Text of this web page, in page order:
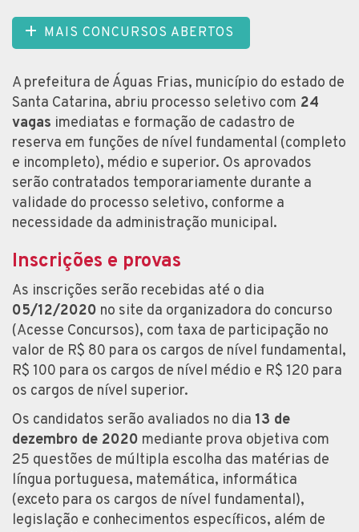
MAIS CONCURSOS ABERTOS
A prefeitura de Águas Frias, município do estado de
Santa Catarina, abriu processo seletivo com 24
vagas imediatas e formação de cadastro de
reserva em funções de nível fundamental (completo
e incompleto), médio e superior. Os aprovados
serão contratados temporariamente durante a
validade do processo seletivo, conforme a
necessidade da administração municipal.
Inscrições e provas
As inscrições serão recebidas até o dia
05/12/2020 no site da organizadora do concurso
(Acesse Concursos), com taxa de participação no
valor de R$ 80 para os cargos de nível fundamental,
R$ 100 para os cargos de nível médio e R$ 120 para
os cargos de nível superior.
Os candidatos serão avaliados no dia 13 de
dezembro de 2020 mediante prova objetiva com
25 questões de múltipla escolha das matérias de
língua portuguesa, matemática, informática
(exceto para os cargos de nível fundamental),
legislação e conhecimentos específicos, além de